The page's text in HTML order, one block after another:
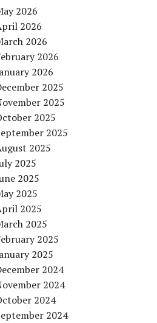
2026
2026
2026
2026
2026
2025
2025
2025
2025
2025
2025
2025
2025
2025
2025
2025
2025
2024
2024
2024
2024